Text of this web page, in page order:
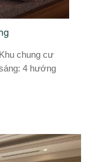
chung cư
4 hướng